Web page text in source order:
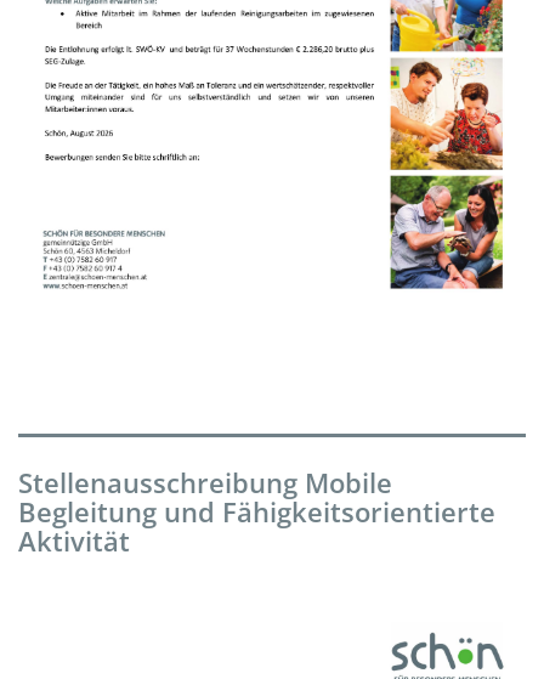
Stellenausschreibung Mobile
Begleitung und Fähigkeitsorientierte
Aktivität